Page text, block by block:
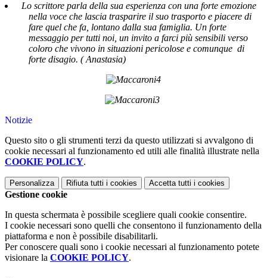
Lo scrittore parla della sua esperienza con una forte emozione
nella voce che lascia trasparire il suo trasporto e piacere di
fare quel che fa, lontano dalla sua famiglia. Un forte
messaggio per tutti noi, un invito a farci più sensibili verso
coloro che vivono in situazioni pericolose e comunque di
forte disagio. ( Anastasia)
Notizie
Questo sito o gli strumenti terzi da questo utilizzati si avvalgono di
cookie necessari al funzionamento ed utili alle finalità illustrate nella
COOKIE POLICY.
Personalizza Rifiuta tutti i cookies Accetta tutti i cookies
Gestione cookie
In questa schermata è possibile scegliere quali cookie consentire.
I cookie necessari sono quelli che consentono il funzionamento della
piattaforma e non è possibile disabilitarli.
Per conoscere quali sono i cookie necessari al funzionamento potete
visionare la COOKIE POLICY.